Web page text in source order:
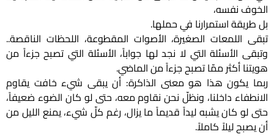
الخوف نفسه،
بل طريقة استمرارنا في حملها.
تبقى اللمعات الصغيرة، الأصوات المقطوعة، اللحظات الناقصة..
وتبقى الأسئلة التي لا نجد لها جواباً، الأسئلة التي تصبح جزءاً من
هويتنا أكثر ممّا تصبح جزءاً من الماضي.
ربما يكون هذا هو معنى الذاكرة: أن يبقى شيء خافت يقاوم
الانطفاء داخلنا، ونظلّ نحن نقاوم معه، حتى لو كان الضوء ضعيفاً،
حتى لو كان يشبه ليداً قديماً ما يزال، رغم كلّ شيء، يمنع الليل من
أن يصبح ليلاً كاملاً.